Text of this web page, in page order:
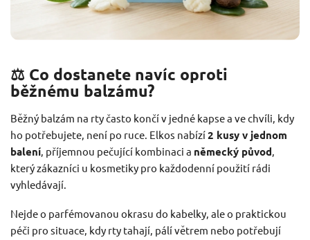
⚖️ Co dostanete navíc oproti
běžnému balzámu?
Běžný balzám na rty často končí v jedné kapse a ve chvíli, kdy
ho potřebujete, není po ruce. Elkos nabízí2 kusy v jednom
balení, příjemnou pečující kombinaci a německý původ,
který zákazníci u kosmetiky pro každodenní použití rádi
vyhledávají.
Nejde o parfémovanou okrasu do kabelky, ale o praktickou
péči pro situace, kdy rty tahají, pálí větrem nebo potřebují